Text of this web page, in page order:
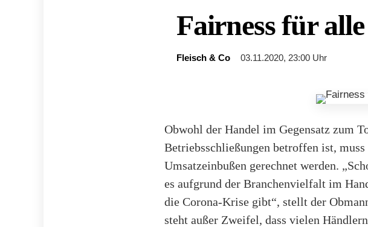
Fairness für
Fleisch & Co 03.11.2020, 23:00 Uhr
Obwohl der Handel im Gegensatz zum
Betriebsschließungen betroffen ist,
Umsatzeinbußen gerechnet werden.
es aufgrund der Branchenvielfalt im
die Corona-Krise gibt“, stellt der
steht außer Zweifel, dass vielen